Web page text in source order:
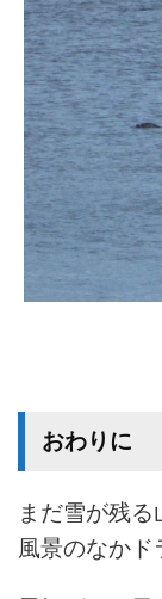
おわりに
まだ雪が残
風景のなかド